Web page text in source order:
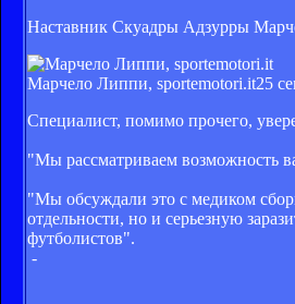
Наставник Скуадры Адзурры
Марчело Липпи, sportemotori.it25
Специалист, помимо прочего,
"Мы рассматриваем возможность
"Мы обсуждали это с медиком
отдельности, но и серьезную
футболистов".
-